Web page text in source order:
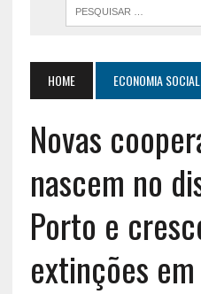
HOME ECONOMIA SOCIAL
Novas
nascem no
Porto e
extinções